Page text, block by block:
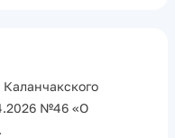
№46 «О